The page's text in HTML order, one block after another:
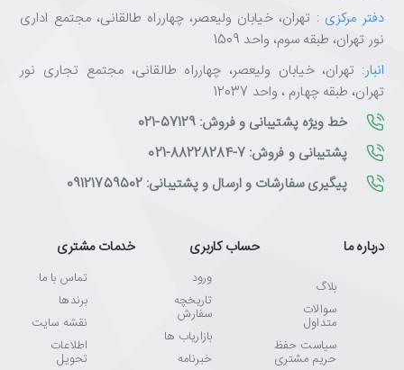
دفتر مرکزی : تهران، خیابان ولیعصر، چهارراه طالقانی، مجتمع اداری
نور تهران، طبقه سوم، واحد 1509
انبار: تهران، خیابان ولیعصر، چهارراه طالقانی، مجتمع تجاری نور
تهران، طبقه چهارم ، واحد 12037
خط ویژه پشتیبانی و فروش: 57129-021
پشتیبانی و فروش: 7-88228284-021
پیگیری سفارشات و ارسال و پشتیبانی: 09121759502
درباره ما
بلاگ
سوالات
متداول
سیاست حفظ
حریم مشتری
حساب کاربری
ورود
تاریخچه
سفارش
بازاریاب ها
خبرنامه
خدمات مشتری
تماس با ما
برندها
نقشه سایت
اطلاعات
تحویل